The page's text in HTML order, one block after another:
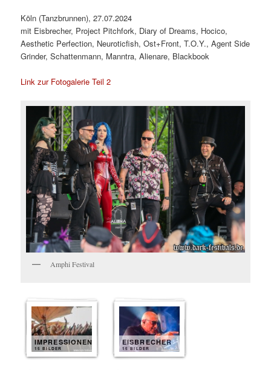
Köln (Tanzbrunnen), 27.07.2024
mit Eisbrecher, Project Pitchfork, Diary of Dreams, Hocico,
Aesthetic Perfection, Neuroticfish, Ost+Front, T.O.Y., Agent Side
Grinder, Schattenmann, Manntra, Alienare, Blackbook
Link zur Fotogalerie Teil 2
Amphi Festival
IMPRESSIONEN
15 BILDER
EISBRECHER
15 BILDER